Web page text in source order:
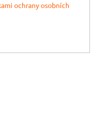
ochrany osobních